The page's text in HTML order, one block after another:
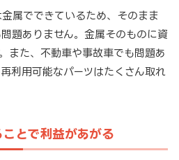
属でできているため、そのまま
題ありません。金属そのものに資
また、不動車や事故車でも問題あ
利用可能なパーツはたくさん取れ
とで利益があがる